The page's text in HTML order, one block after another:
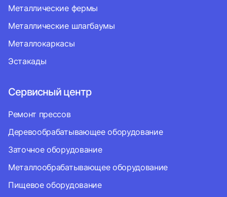
Металлические фермы
Металлические шлагбаумы
Металлокаркасы
Эстакады
Сервисный центр
Ремонт прессов
Деревообрабатывающее оборудование
Заточное оборудование
Металлообрабатывающее оборудование
Пищевое оборудование